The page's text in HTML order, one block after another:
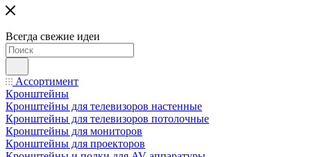
Всегда свежие идеи
Ассортимент
Кронштейны
Кронштейны для телевизоров настенные
Кронштейны для телевизоров потолочные
Кронштейны для мониторов
Кронштейны для проекторов